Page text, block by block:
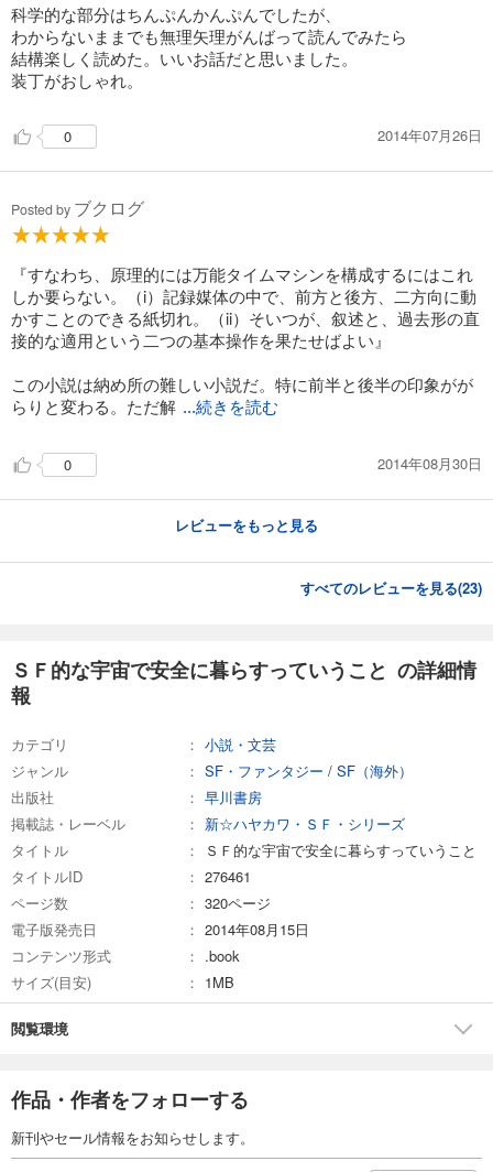
科学的な部分はちんぷんかんぷんでしたが、
わからないままでも無理矢理がんばって読んでみたら
結構楽しく読めた。いいお話だと思いました。
装丁がおしゃれ。
0 2014年07月26日
Posted by ブクログ
『すなわち、原理的には万能タイムマシンを構成するにはこれ
しか要らない。（i）記録媒体の中で、前方と後方、二方向に動
かすことのできる紙切れ。（ii）そいつが、叙述と、過去形の直
接的な適用という二つの基本操作を果たせばよい』
この小説は納め所の難しい小説だ。特に前半と後半の印象がが
らりと変わる。ただ解 ...続きを読む
0 2014年08月30日
レビューをもっと見る
すべてのレビューを見る(23)
ＳＦ的な宇宙で安全に暮らすっていうこと の詳細情
報
カテゴリ
小説・文芸
ジャンル
SF・ファンタジー / SF（海外）
出版社
早川書房
掲載誌・レーベル
新☆ハヤカワ・ＳＦ・シリーズ
タイトル
ＳＦ的な宇宙で安全に暮らすっていうこと
タイトルID
276461
ページ数
320ページ
電子版発売日
2014年08月15日
コンテンツ形式
.book
サイズ(目安)
1MB
閲覧環境
作品・作者をフォローする
新刊やセール情報をお知らせします。